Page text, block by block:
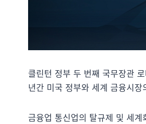
클린턴 정부 두 번째 국무장관
년간 미국 정부와 세계 금융시
금융업 통신업의 탈규제 및 세